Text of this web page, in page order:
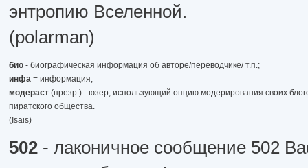
энтропию Вселенной.
(polarman)
био - биографическая информация об авторе/переводчике/ т.п.;
инфа = информация;
модераст (презр.) - юзер, использующий опцию модерирования своих
пиратского общества.
(Isais)
502 - лаконичное сообщение 502